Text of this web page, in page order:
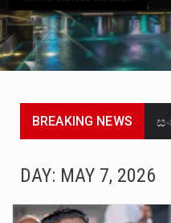
BREAKING NEWS
DAY: MAY 7, 2026